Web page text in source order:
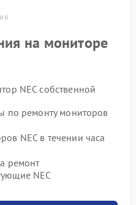
на мониторе
NEC собственной
по ремонту мониторов
NEC в течении часа
ремонт
NEC